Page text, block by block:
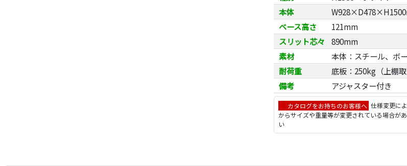
本体
ベース高さ
121mm
スリット芯々
890mm
素材
本体：スチール、ボ
耐荷重
底板：250kg（上棚
備考
アジャスター付き
カタログをお持ちのお客様へ 仕様変更に
からサイズや重量等が変更されている場合が
い